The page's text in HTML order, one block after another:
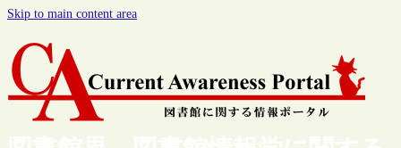
Skip to main content area